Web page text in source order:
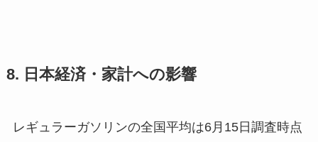
8. 日本経済・家計への影響
レギュラーガソリンの全国平均は6月15日調査時点